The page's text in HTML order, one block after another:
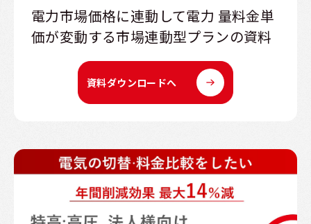
電力市場価格に連動して電力 量料金単
価が変動する市場連動型プランの資料
資料ダウンロードへ